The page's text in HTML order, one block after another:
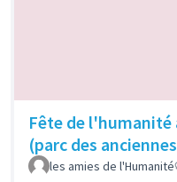
Fête de
(parc des
les amies de l'Humanité